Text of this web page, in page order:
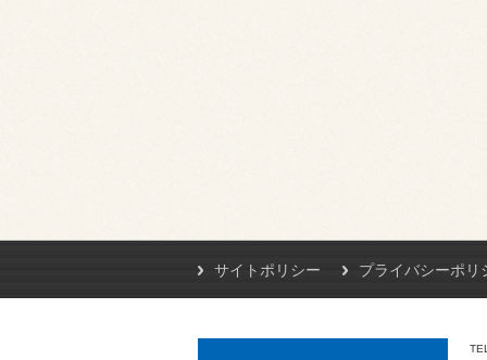
サイトポリシー プライバシーポリ